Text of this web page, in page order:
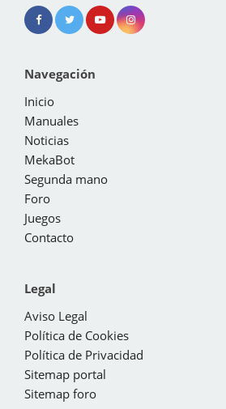
Navegación
Inicio
Manuales
Noticias
MekaBot
Segunda mano
Foro
Juegos
Contacto
Legal
Aviso Legal
Política de Cookies
Política de Privacidad
Sitemap portal
Sitemap foro